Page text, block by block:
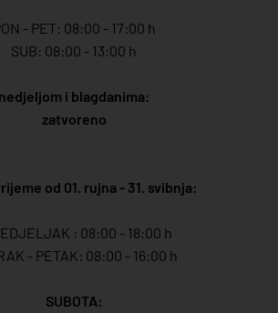
- PET: 08:00 - 17:00 h
SUB: 08:00 - 13:00 h
nedjeljom i blagdanima:
zatvoreno
od 01. rujna - 31. svibnja:
: 08:00 - 18:00 h
- PETAK: 08:00 - 16:00 h
SUBOTA: